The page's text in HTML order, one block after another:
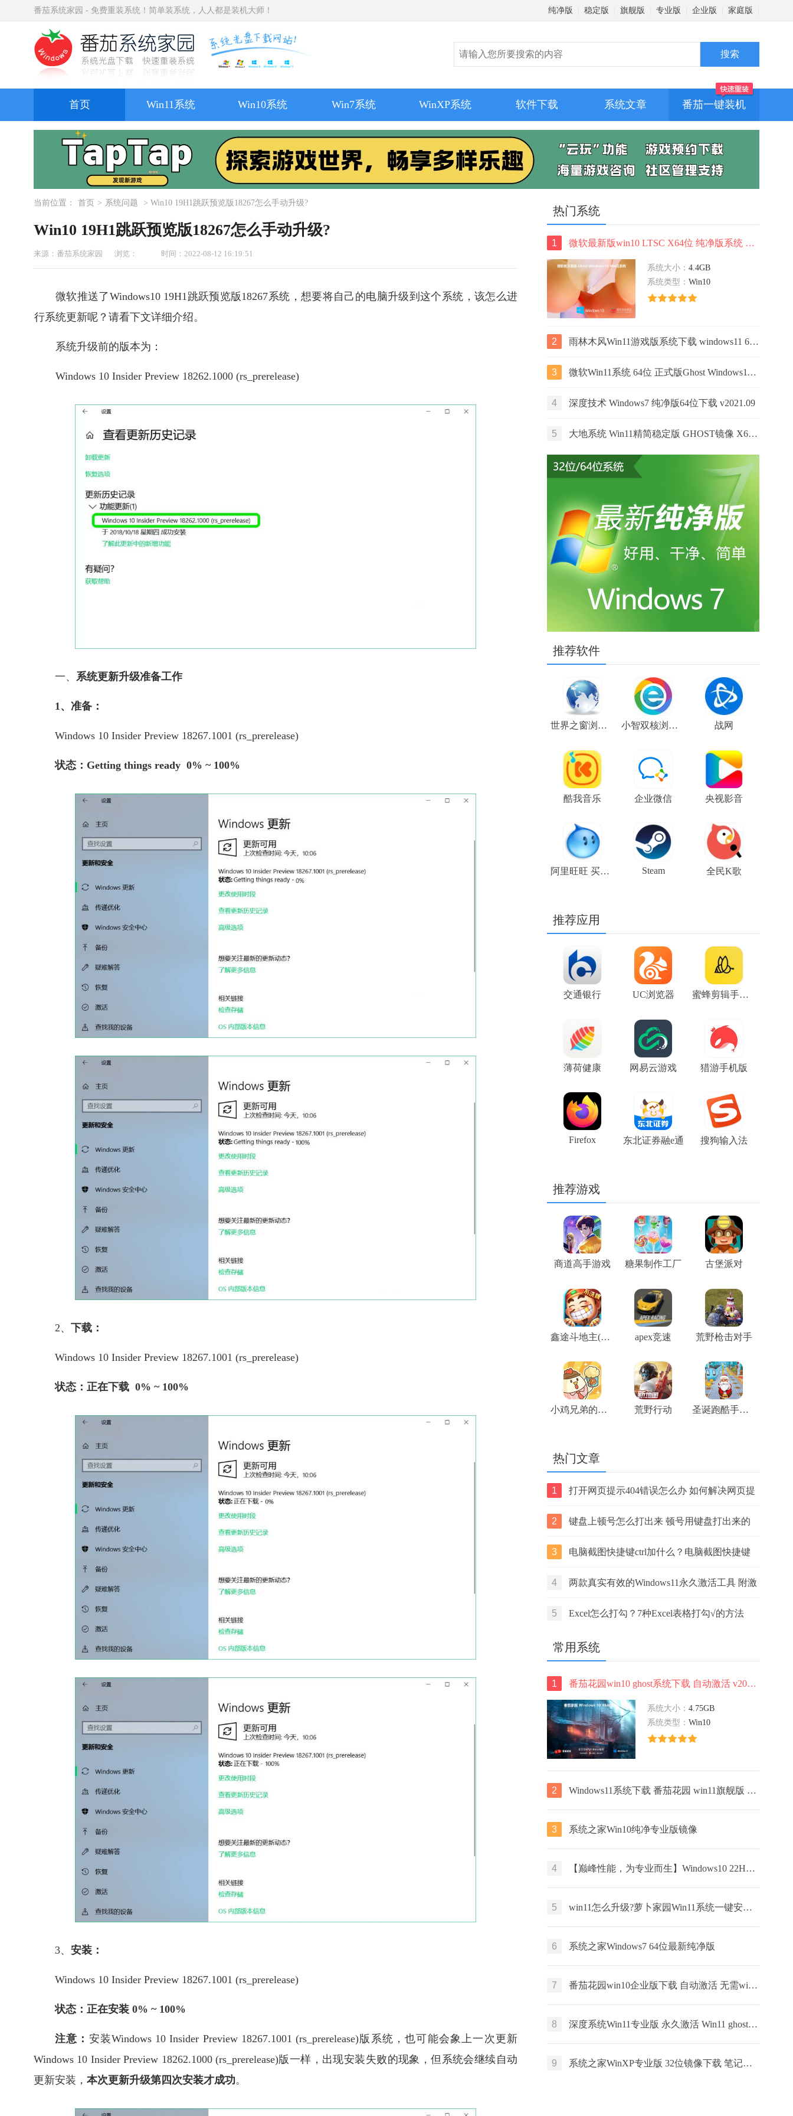
番茄系统家园 - 免费重装系统！简单装系统，人人都是装机大师！ 纯净版 稳定版 旗舰版 专业版 企业版 家庭版
首页 Win11系统 Win10系统 Win7系统 WinXP系统 软件下载 番茄一键装机
系统文章
当前位置： 首页 > 系统问题 > Win10 19H1跳跃预览版18267怎么手动升级?
Win10 19H1跳跃预览版18267怎么手动升级?
来源：番茄系统家园 浏览： 时间：2022-08-12 16:19:51
微软推送了Windows10 19H1跳跃预览版18267系统，想要将自己的电脑升级到这个系统，该怎么进
行系统更新呢？请看下文详细介绍。
系统升级前的版本为：
Windows 10 Insider Preview 18262.1000 (rs_prerelease)
一、 系统更新升级准备工作
1、准备：
Windows 10 Insider Preview 18267.1001 (rs_prerelease)
状态：Getting things ready 0% ~ 100%
2、 下载 ：
Windows 10 Insider Preview 18267.1001 (rs_prerelease)
状态：正在下载 0% ~ 100%
3、 安装：
Windows 10 Insider Preview 18267.1001 (rs_prerelease)
状态：正在安装 0% ~ 100%
注意： 安装Windows 10 Insider Preview 18267.1001 (rs_prerelease)版系统，也可能会象上一次更新
Windows 10 Insider Preview 18262.1000 (rs_prerelease)版一样，出现安装失败的现象，但系统会继续自动
更新安装， 本次更新升级第四次安装才成功。
热门系统
1 微软最新版win10 LTSC X64位 纯净版系统 windows10 LTSC 系统下载
系统大小： 4.4GB
系统类型： Win10
2 雨林木风Win11游戏版系统下载 windows11 64位游戏专用版本V2021
3 微软Win11系统 64位 正式版Ghost Windows11镜像 2022.05
4 深度技术 Windows7 纯净版64位下载 v2021.09
5 大地系统 Win11精简稳定版 GHOST镜像 X64位 V2022.06下载
推荐软件
世界之窗浏览器 小智双核浏览器 战网
酷我音乐 企业微信 央视影音
阿里旺旺 买家版 Steam 全民K歌
推荐应用
交通银行 UC浏览器 蜜蜂剪辑手机版
薄荷健康 网易云游戏 猎游手机版
Firefox 东北证券融e通 搜狗输入法
推荐游戏
商道高手游戏 糖果制作工厂 古堡派对
鑫途斗地主(大奖赛) apex竞速 荒野枪击对手
小鸡兄弟的爆米花店铺 荒野行动 圣诞跑酷手机版
热门文章
1
打开网页提示404错误怎么办 如何解决网页提
示404错误【详解】
2
键盘上顿号怎么打出来 顿号用键盘打出来的
两种方法
3
电脑截图快捷键ctrl加什么？电脑截图快捷键
ctrl组合使用方法
4
两款真实有效的Windows11永久激活工具 附激
活码
5
Excel怎么打勾？7种Excel表格打勾√的方法
常用系统
1 番茄花园win10 ghost系统下载 自动激活 v2022.05 下载
系统大小： 4.75GB
系统类型： Win10
2 Windows11系统下载 番茄花园 win11旗舰版 ghost镜像 ISO X64位
3 系统之家Win10纯净专业版镜像
4 【巅峰性能，为专业而生】Windows10 22H2 64位 专业工作站版
5 win11怎么升级?萝卜家园Win11系统一键安装 64位 windows家庭版 V2022.01
6 系统之家Windows7 64位最新纯净版
7 番茄花园win10企业版下载 自动激活 无需win10企业版激活码 win10永久激活
8 深度系统Win11专业版 永久激活 Win11 ghost ISO X64位系统下载
9 系统之家WinXP专业版 32位镜像下载 笔记本专用 x86最新版下载